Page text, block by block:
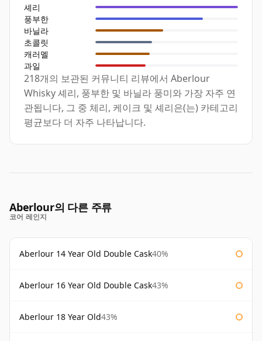
셰리
풍부한
바닐라
초콜릿
캐러멜
과일
218개의 보관된 커뮤니티 리뷰에서 Aberlour
Whisky 셰리, 풍부한 및 바닐라 풍미와 가장 자주 연
관됩니다, 그 중 체리, 케이크 및 셰리은(는) 카테고리
평균보다 더 자주 나타납니다.
Aberlour의 다른 주류
코어 레인지
Aberlour 14 Year Old Double Cask40%
Aberlour 16 Year Old Double Cask43%
Aberlour 18 Year Old43%